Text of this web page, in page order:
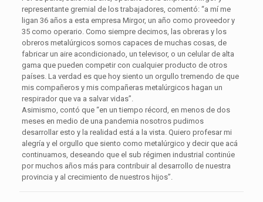
representante gremial de los trabajadores, comentó: “a mí me
ligan 36 años a esta empresa Mirgor, un año como proveedor y
35 como operario. Como siempre decimos, las obreras y los
obreros metalúrgicos somos capaces de muchas cosas, de
fabricar un aire acondicionado, un televisor, o un celular de alta
gama que pueden competir con cualquier producto de otros
países. La verdad es que hoy siento un orgullo tremendo de que
mis compañeros y mis compañeras metalúrgicos hagan un
respirador que va a salvar vidas”.
Asimismo, contó que “en un tiempo récord, en menos de dos
meses en medio de una pandemia nosotros pudimos
desarrollar esto y la realidad está a la vista. Quiero profesar mi
alegría y el orgullo que siento como metalúrgico y decir que acá
continuamos, deseando que el sub régimen industrial continúe
por muchos años más para contribuir al desarrollo de nuestra
provincia y al crecimiento de nuestros hijos”.